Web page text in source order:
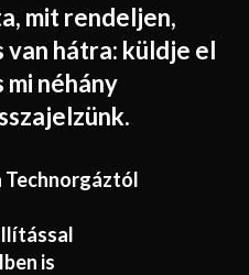
mit rendeljen,
van hátra: küldje el
néhány
Technorgáztól
is